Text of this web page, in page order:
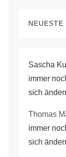
NEUESTE
Sascha
immer
sich
Thomas
immer
sich